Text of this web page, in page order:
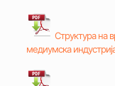
Структура на
медиумска